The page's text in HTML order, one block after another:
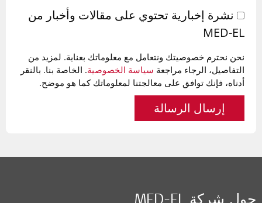
نشرة إخبارية تحتوي على مقالات وأخبار من
MED-EL
نحن نحترم خصوصيتك ونتعامل مع معلوماتك بعناية. لمزيد من
التفاصيل، الرجاء مراجعة سياسة الخصوصية. الخاصة بنا. بالنقر
أدناه، فإنك توافق على معالجتنا لمعلوماتك كما هو موضح.
إرسال الرسالة